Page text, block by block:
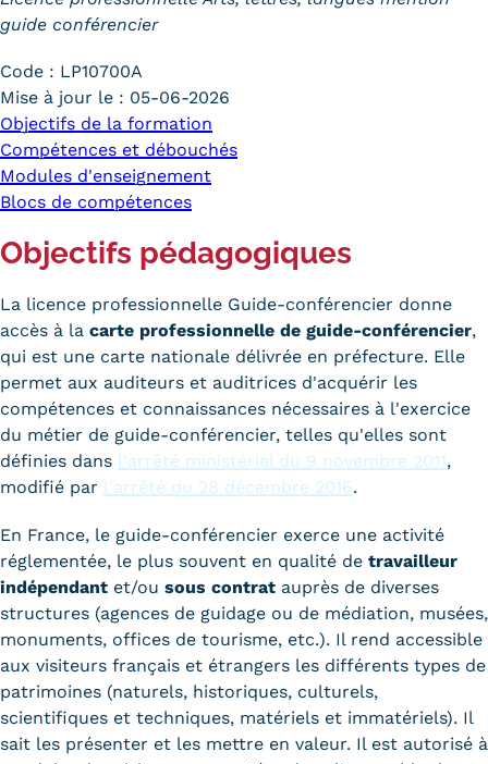
Trouver votre formation
OFFRE NATIONALE
Catalogue national
Équivalences, passerelles et
suites de parcours
Modalités d'enseignement
Formation en présentiel
Alternance
Enseignement à distance
Validation des Acquis de
l'Expérience (VAE)
Validation des études
supérieures (VES)
Validation des acquis
professionnels et personnels
(VAPP)
guide conférencier
Code : LP10700A
Mise à jour le : 05-06-2026
Objectifs de la formation
Compétences et débouchés
Modules d'enseignement
Blocs de compétences
Objectifs pédagogiques
La licence professionnelle Guide-conférencier donne
accès à la carte professionnelle de guide-conférencier,
qui est une carte nationale délivrée en préfecture. Elle
permet aux auditeurs et auditrices d'acquérir les
compétences et connaissances nécessaires à l'exercice
du métier de guide-conférencier, telles qu'elles sont
définies dans l'arrêté ministériel du 9 novembre 2011,
modifié par l'arrêté du 28 décembre 2016.
En France, le guide-conférencier exerce une activité
réglementée, le plus souvent en qualité de travailleur
indépendant et/ou sous contrat auprès de diverses
structures (agences de guidage ou de médiation, musées,
monuments, offices de tourisme, etc.). Il rend accessible
aux visiteurs français et étrangers les différents types de
patrimoines (naturels, historiques, culturels,
scientifiques et techniques, matériels et immatériels). Il
sait les présenter et les mettre en valeur. Il est autorisé à